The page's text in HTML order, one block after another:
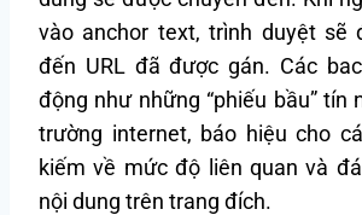
vào anchor text, trình duyệt sẽ
đến URL đã được gán. Các
động như những “phiếu bầu” tín
trường internet, báo hiệu cho
kiếm về mức độ liên quan và
nội dung trên trang đích.